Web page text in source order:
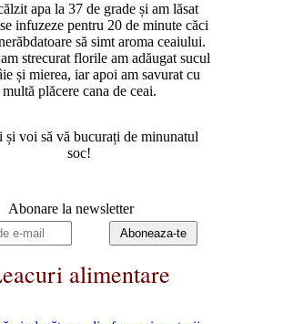
apa la 37 de grade și am lăsat
infuzeze pentru 20 de minute căci
să simt aroma ceaiului.
strecurat florile am adăugat sucul
și mierea, iar apoi am savurat cu
multă plăcere cana de ceai.
și voi să vă bucurați de minunatul
soc!
Abonare la newsletter
alimentare